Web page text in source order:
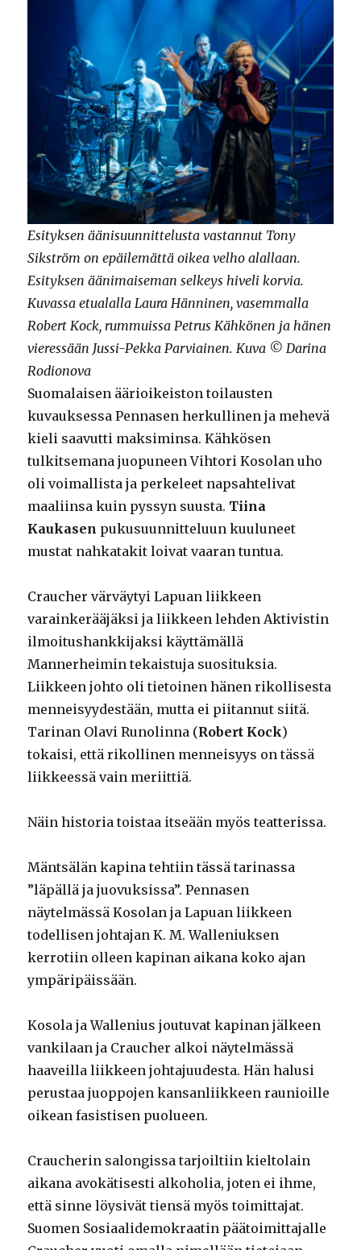
Esityksen äänisuunnittelusta vastannut Tony
Sikström on epäilemättä oikea velho alallaan.
Esityksen äänimaiseman selkeys hiveli korvia.
Kuvassa etualalla Laura Hänninen, vasemmalla
Robert Kock, rummuissa Petrus Kähkönen ja hänen
vieressään Jussi-Pekka Parviainen. Kuva © Darina
Rodionova
Suomalaisen äärioikeiston toilausten
kuvauksessa Pennasen herkullinen ja mehevä
kieli saavutti maksiminsa. Kähkösen
tulkitsemana juopuneen Vihtori Kosolan uho
oli voimallista ja perkeleet napsahtelivat
maaliinsa kuin pyssyn suusta. Tiina
Kaukasen pukusuunnitteluun kuuluneet
mustat nahkatakit loivat vaaran tuntua.
Craucher värväytyi Lapuan liikkeen
varainkerääjäksi ja liikkeen lehden Aktivistin
ilmoitushankkijaksi käyttämällä
Mannerheimin tekaistuja suosituksia.
Liikkeen johto oli tietoinen hänen rikollisesta
menneisyydestään, mutta ei piitannut siitä.
Tarinan Olavi Runolinna (Robert Kock)
tokaisi, että rikollinen menneisyys on tässä
liikkeessä vain meriittiä.
Näin historia toistaa itseään myös teatterissa.
Mäntsälän kapina tehtiin tässä tarinassa
”läpällä ja juovuksissa”. Pennasen
näytelmässä Kosolan ja Lapuan liikkeen
todellisen johtajan K. M. Walleniuksen
kerrotiin olleen kapinan aikana koko ajan
ympäripäissään.
Kosola ja Wallenius joutuvat kapinan jälkeen
vankilaan ja Craucher alkoi näytelmässä
haaveilla liikkeen johtajuudesta. Hän halusi
perustaa juoppojen kansanliikkeen raunioille
oikean fasistisen puolueen.
Craucherin salongissa tarjoiltiin kieltolain
aikana avokätisesti alkoholia, joten ei ihme,
että sinne löysivät tiensä myös toimittajat.
Suomen Sosiaalidemokraatin päätoimittajalle